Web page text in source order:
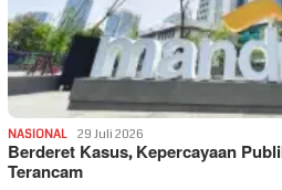
NASIONAL 29 Juli 2026
Berderet Kasus, Kepercayaan
Terancam